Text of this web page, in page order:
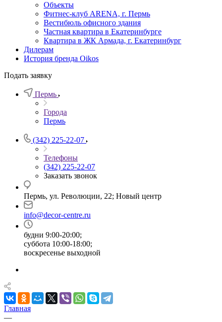
Объекты
Фитнес-клуб ARENA, г. Пермь
Вестибюль офисного здания
Частная квартира в Екатеринбурге
Квартира в ЖК Армада, г. Екатеринбург
Дилерам
История бренда Oikos
Подать заявку
Пермь
Города
Пермь
(342) 225-22-07
Телефоны
(342) 225-22-07
Заказать звонок
Пермь, ул. Революции, 22; Новый центр
info@decor-centre.ru
будни 9:00-20:00;
суббота 10:00-18:00;
воскресенье выходной
Главная
—